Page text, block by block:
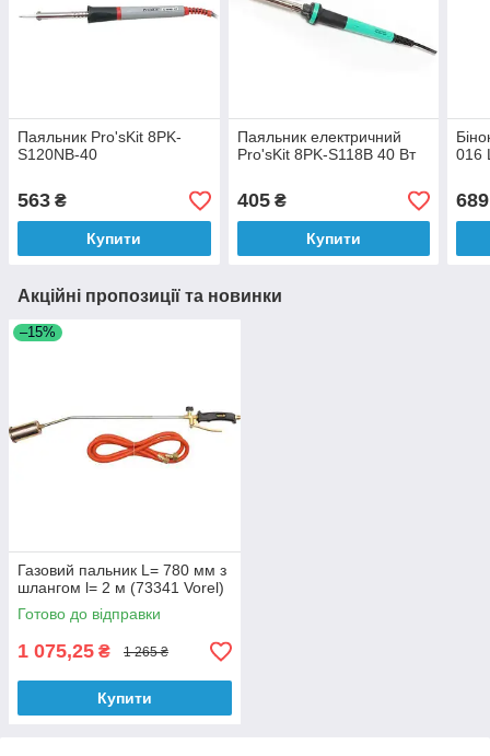
Паяльник Pro'sKit 8PK-
S120NB-40
563 ₴
Купити
Паяльник електричний
Pro'sKit 8PK-S118B 40 Вт
405₴
Купити
016
689
Акційні пропозиції та новинки
–15%
Газовий пальник L= 780 мм з
шлангом l= 2 м (73341 Vorel)
Готово до відправки
1 075,25 ₴ 1 265 ₴
Купити